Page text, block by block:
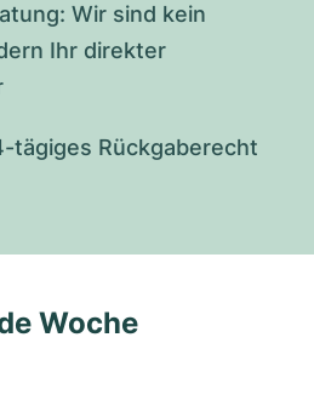
Wir sind kein
Ihr direkter
tägiges Rückgaberecht
Woche